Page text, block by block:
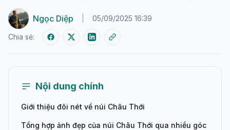
Ngọc Diệp 05/09/2025 16:39
Chia sẻ:
Nội dung chính
Giới thiệu đôi nét về núi Châu Thới
Tổng hợp ảnh đẹp của núi Châu Thới qua nhiều góc